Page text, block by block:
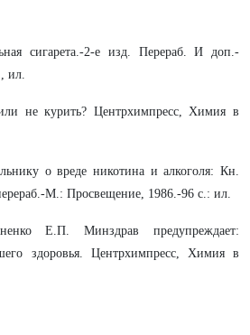
сигарета.-2-е изд. Перераб. И доп.-
ил.
не курить? Центрхимпресс, Химия в
о вреде никотина и алкоголя: Кн.
М.: Просвещение, 1986.-96 с.: ил.
Е.П. Минздрав предупреждает:
здоровья. Центрхимпресс, Химия в